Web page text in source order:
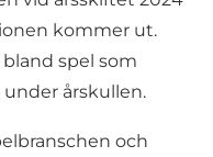
kommer ut.
bland spel som
årskullen.
och